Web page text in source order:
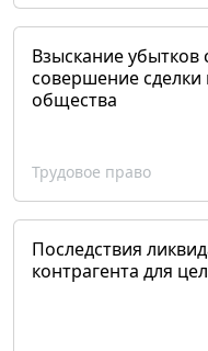
Взыскание убытков
совершение
общества
Трудовое право
Последствия
контрагента для